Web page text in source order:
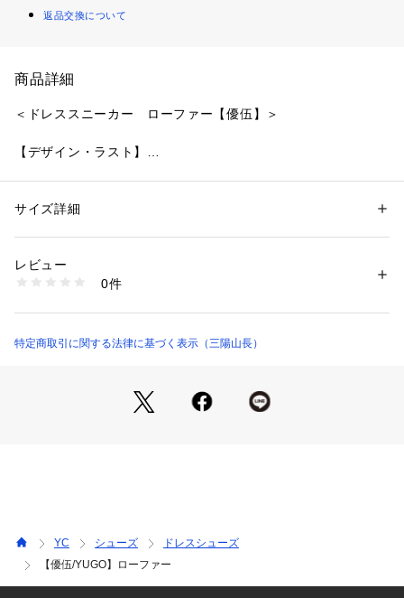
返品交換について
商品詳細
＜ドレススニーカー　ローファー【優伍】＞
【デザイン・ラスト】
ローファーの【優伍】は、オーソドックスなデザインで汎用性
採用。
小ぶりなヒールカップによる確かなフィット感はそのままに、
少の雨でも安心してお使いいただけます。（完全防水ではござ
70：25.0cm
75：25.5cm
80：26.0cm
性別：メンズ
素材：牛革
商品番号：
Q7408053-- （ショップ）
サイズ詳細
レビュー
0件
特定商取引に関する法律に基づく表示（三陽山長）
YC シューズ
ドレスシューズ
【優伍/YUGO】ローファー